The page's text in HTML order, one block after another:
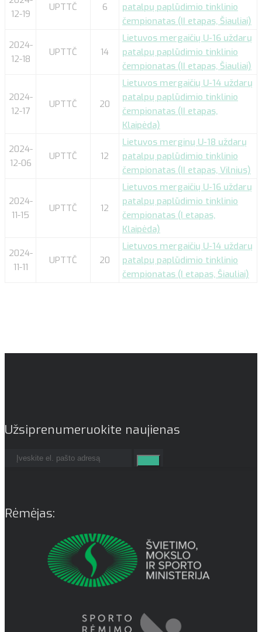
12-19
UPTTČ 6
patalpų paplūdimio tinklinio
čempionatas (II etapas, Šiauliai)
2024-
12-18
UPTTČ 14
Lietuvos mergaičių U-16 uždarų
patalpų paplūdimio tinklinio
čempionatas (II etapas, Šiauliai)
2024-
12-17
UPTTČ 20
Lietuvos mergaičių U-14 uždarų
patalpų paplūdimio tinklinio
čempionatas (II etapas,
Klaipėda)
2024-
12-06
UPTTČ 12
Lietuvos merginų U-18 uždarų
patalpų paplūdimio tinklinio
čempionatas (II etapas, Vilnius)
2024-
11-15
UPTTČ 12
Lietuvos mergaičių U-16 uždarų
patalpų paplūdimio tinklinio
čempionatas (I etapas,
Klaipėda)
2024-
11-11
UPTTČ 20
Lietuvos mergaičių U-14 uždarų
patalpų paplūdimio tinklinio
čempionatas (I etapas, Šiauliai)
Užsiprenumeruokite naujienas
Rėmėjas: